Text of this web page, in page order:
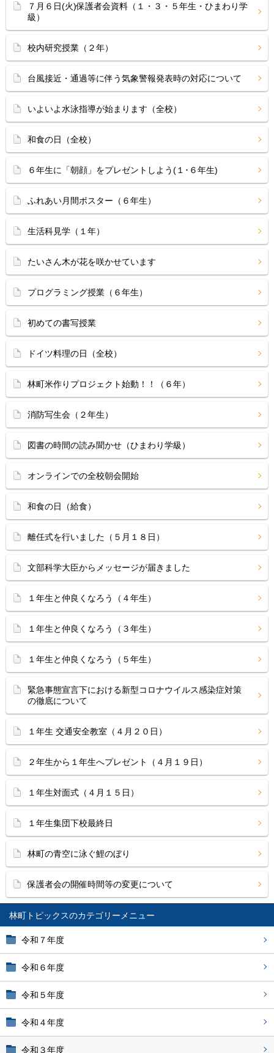
林町トピックス
令和７年度
令和６年度
令和５年度
令和４年度
令和３年度
７月６日(火)保護者会資料（１・３・５年生・ひまわり学
級）
校内研究授業（２年）
台風接近・通過等に伴う気象警報発表時の対応について
いよいよ水泳指導が始まります（全校）
和食の日（全校）
６年生に「朝顔」をプレゼントしよう(１･６年生)
ふれあい月間ポスター（６年生）
生活科見学（１年）
たいさん木が花を咲かせています
プログラミング授業（６年生）
初めての書写授業
ドイツ料理の日（全校）
林町米作りプロジェクト始動！！（６年）
消防写生会（２年生）
図書の時間の読み聞かせ（ひまわり学級）
オンラインでの全校朝会開始
和食の日（給食）
離任式を行いました（５月１８日）
文部科学大臣からメッセージが届きました
１年生と仲良くなろう（４年生）
１年生と仲良くなろう（３年生）
１年生と仲良くなろう（５年生）
緊急事態宣言下における新型コロナウイルス感染症対策
の徹底について
１年生 交通安全教室（４月２０日）
２年生から１年生へプレゼント（４月１９日）
１年生対面式（４月１５日）
１年生集団下校最終日
林町の青空に泳ぐ鯉のぼり
保護者会の開催時間等の変更について